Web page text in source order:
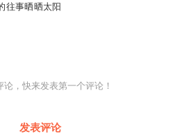
往事晒晒太阳
论，快来发表第一个评论！
发表评论